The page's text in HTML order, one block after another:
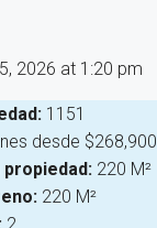
2026 at 1:20 pm
1151
desde $268,900
propiedad: 220 M²
220 M²